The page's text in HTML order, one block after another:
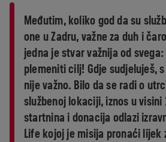
Međutim, koliko god da su
one u Zadru, važne za duh i
jedna je stvar važnija od
plemeniti cilj! Gdje sudjeluješ,
nije važno. Bilo da se radi o
službenoj lokaciji, iznos u visini
startnina i donacija odlazi
Life kojoj je misija pronaći lijek